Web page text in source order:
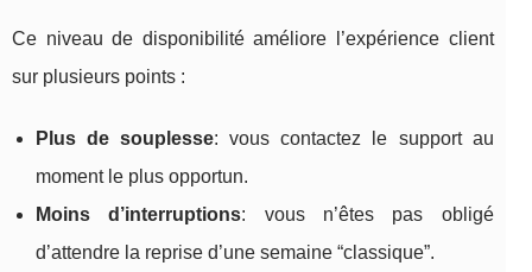
Ce niveau de disponibilité améliore l’expérience client
sur plusieurs points :
Plus de souplesse: vous contactez le support au
moment le plus opportun.
Moins d’interruptions: vous n’êtes pas obligé
d’attendre la reprise d’une semaine “classique”.